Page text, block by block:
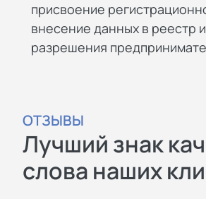
присвоение
внесение данных в реестр
разрешения
ОТЗЫВЫ
Лучший знак
слова наших